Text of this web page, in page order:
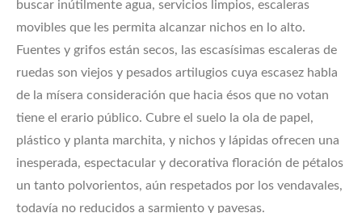
buscar inútilmente agua, servicios limpios, escaleras
movibles que les permita alcanzar nichos en lo alto.
Fuentes y grifos están secos, las escasísimas escaleras de
ruedas son viejos y pesados artilugios cuya escasez habla
de la mísera consideración que hacia ésos que no votan
tiene el erario público. Cubre el suelo la ola de papel,
plástico y planta marchita, y nichos y lápidas ofrecen una
inesperada, espectacular y decorativa floración de pétalos
un tanto polvorientos, aún respetados por los vendavales,
todavía no reducidos a sarmiento y pavesas.